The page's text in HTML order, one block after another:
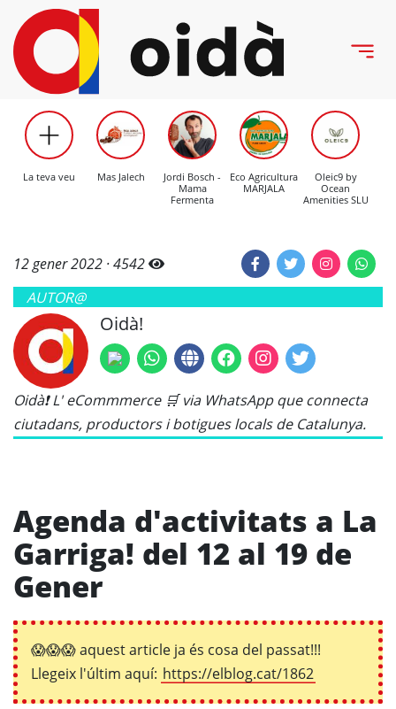
La teva veu Mas Jalech
Jordi Bosch -
Mama
Fermenta
Eco Agricultura
MARJALA
Oleic9 by
Ocean
Amenities SLU
12 gener 2022 ·4542
AUTOR@
Oidà!
Oidà❗ L' eCommmerce 🛒 via WhatsApp que connecta
ciutadans, productors i botigues locals de Catalunya.
Agenda d'activitats a La
Garriga! del 12 al 19 de
Gener
😱😱😱 aquest article ja és cosa del passat!!!
Llegeix l'últim aquí: https://elblog.cat/1862